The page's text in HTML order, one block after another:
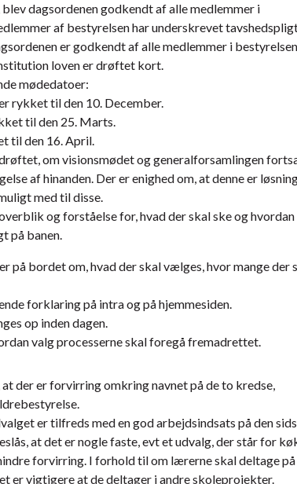
dagsordenen godkendt af alle medlemmer i
af bestyrelsen har underskrevet
er godkendt af alle medlemmer i
loven er drøftet kort.
mødedatoer:
rykket til den 10. December.
til den 25. Marts.
til den 16. April.
om visionsmødet og generalforsamlingen
af hinanden. Der er enighed om, at denne er
med til disse.
og forståelse for, hvad der skal ske og
på banen.
på bordet om, hvad der skal vælges, hvor mange
forklaring på intra og på hjemmesiden.
op inden dagen.
valg processerne skal foregå fremadrettet.
der er forvirring omkring navnet på de to kredse,
er tilfreds med en god arbejdsindsats på den
at det er nogle faste, evt et udvalg, der står for
forvirring. I forhold til om lærerne skal deltage på
er vigtigere at de deltager i andre skoleprojekter.